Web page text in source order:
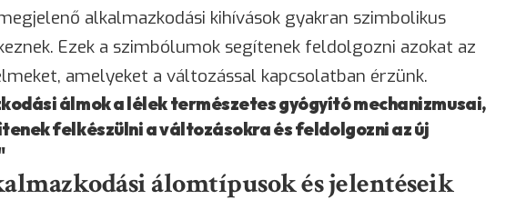
alkalmazkodási kihívások gyakran szimbolikus
Ezek a szimbólumok segítenek feldolgozni azokat az
amelyeket a változással kapcsolatban érzünk.
álmok a lélek természetes gyógyító mechanizmusai,
felkészülni a változásokra és feldolgozni az új
álomtípusok és jelentéseik